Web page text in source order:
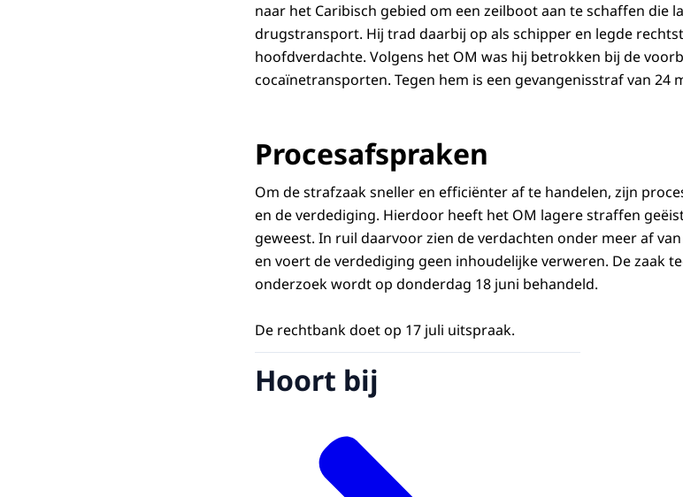
naar het Caribisch gebied om een zeilboot aan te schaffen die
drugstransport. Hij trad daarbij op als schipper en legde
hoofdverdachte. Volgens het OM was hij betrokken bij de
cocaïnetransporten. Tegen hem is een gevangenisstraf van 24
Procesafspraken
Om de strafzaak sneller en efficiënter af te handelen, zijn
en de verdediging. Hierdoor heeft het OM lagere straffen
geweest. In ruil daarvoor zien de verdachten onder meer af
en voert de verdediging geen inhoudelijke verweren. De zaak
onderzoek wordt op donderdag 18 juni behandeld.
De rechtbank doet op 17 juli uitspraak.
Hoort bij